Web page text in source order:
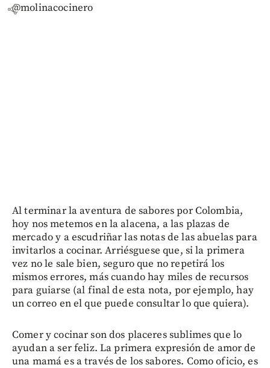
share@molinacocinero
Al terminar la aventura de sabores por Colombia,
hoy nos metemos en la alacena, a las plazas de
mercado y a escudriñar las notas de las abuelas para
invitarlos a cocinar. Arriésguese que, si la primera
vez no le sale bien, seguro que no repetirá los
mismos errores, más cuando hay miles de recursos
para guiarse (al final de esta nota, por ejemplo, hay
un correo en el que puede consultar lo que quiera).
Comer y cocinar son dos placeres sublimes que lo
ayudan a ser feliz. La primera expresión de amor de
una mamá es a través de los sabores. Como oficio, es